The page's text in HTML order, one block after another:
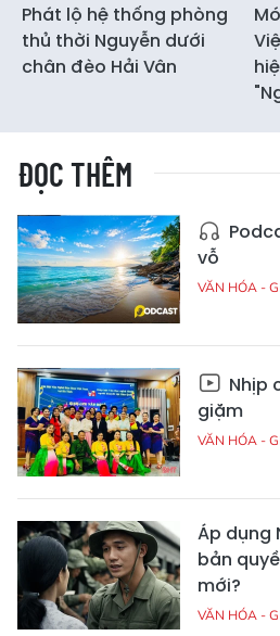
Phát lộ hệ thống phòng
thủ thời Nguyễn dưới
chân đèo Hải Vân
ĐỌC THÊM
vỗ
VĂN HÓA -
Nhịp
giặm
VĂN HÓA -
Áp dụng
bản
mới?
VĂN HÓA -